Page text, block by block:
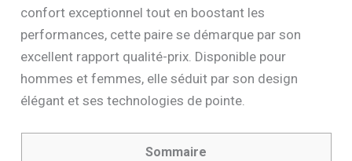
confort exceptionnel tout en boostant les
performances, cette paire se démarque par son
excellent rapport qualité-prix. Disponible pour
hommes et femmes, elle séduit par son design
élégant et ses technologies de pointe.
Sommaire